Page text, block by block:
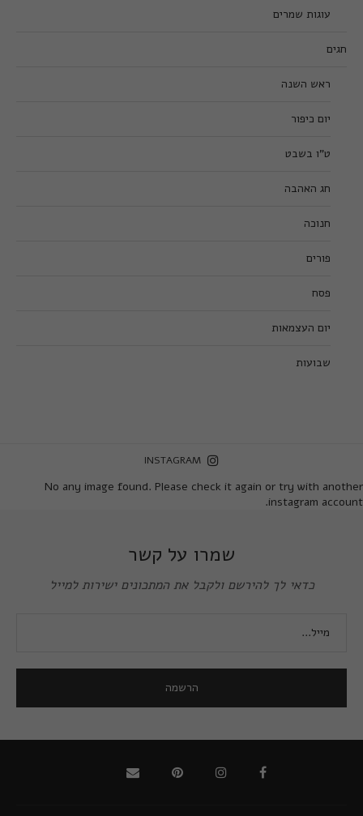
עוגות שמרים
חגים
ראש השנה
יום כיפור
ט”ו בשבט
חג האהבה
חנוכה
פורים
פסח
יום העצמאות
שבועות
INSTAGRAM
No any image found. Please check it again or try with another
instagram account.
שמרו על קשר
כדאי לך להירשם ולקבל את המתכונים ישירות למייל